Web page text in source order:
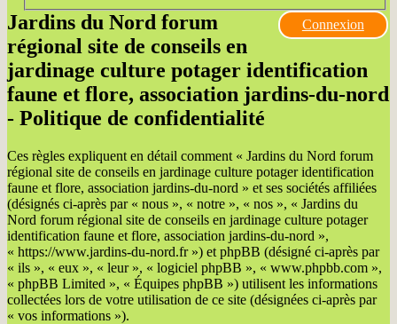
Connexion
Jardins du Nord forum
régional site de conseils en
jardinage culture potager identification
faune et flore, association jardins-du-nord
- Politique de confidentialité
Ces règles expliquent en détail comment « Jardins du Nord forum
régional site de conseils en jardinage culture potager identification
faune et flore, association jardins-du-nord » et ses sociétés affiliées
(désignés ci-après par « nous », « notre », « nos », « Jardins du
Nord forum régional site de conseils en jardinage culture potager
identification faune et flore, association jardins-du-nord »,
« https://www.jardins-du-nord.fr ») et phpBB (désigné ci-après par
« ils », « eux », « leur », « logiciel phpBB », « www.phpbb.com »,
« phpBB Limited », « Équipes phpBB ») utilisent les informations
collectées lors de votre utilisation de ce site (désignées ci-après par
« vos informations »).